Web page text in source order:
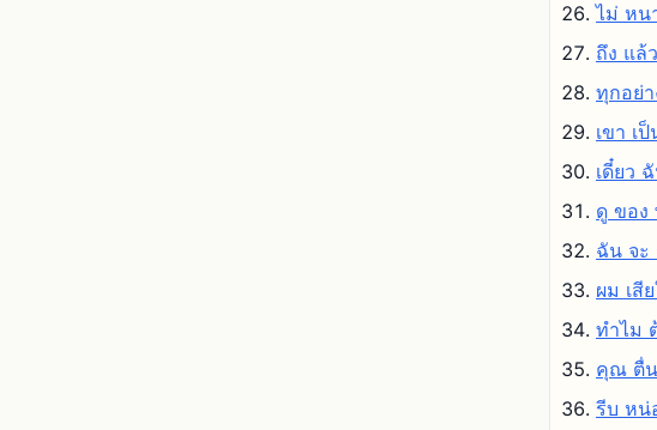
ไม่ หน
ถึง แล้
ทุกอย่า
เขา เ
เดี๋ยว
ดู ของ
ฉัน จะ
ผม เสี
ทําไม
คุณ ตื่น
รีบ หน่